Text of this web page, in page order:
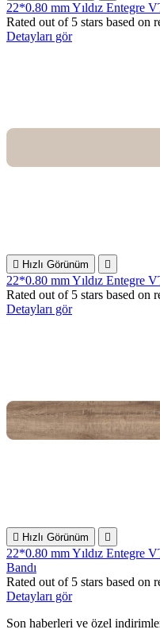
22*0.80 mm Yıldız Entegre
Rated out of 5 stars based on
Detayları gör
 Hızlı Görünüm 
22*0.80 mm Yıldız Entegre
Rated out of 5 stars based on
Detayları gör
 Hızlı Görünüm 
22*0.80 mm Yıldız Entegre
Bandı
Rated out of 5 stars based on
Detayları gör
Son haberleri ve özel